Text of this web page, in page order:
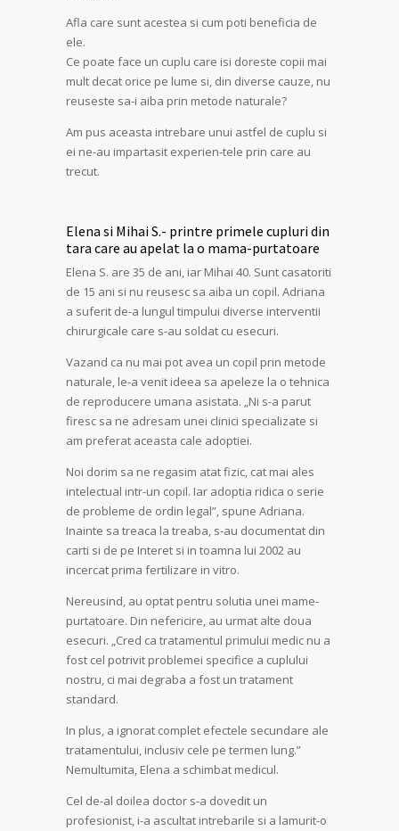
Afla care sunt acestea si cum poti beneficia de
ele.
Ce poate face un cuplu care isi doreste copii mai
mult decat orice pe lume si, din diverse cauze, nu
reuseste sa-i aiba prin metode naturale?
Am pus aceasta intrebare unui astfel de cuplu si
ei ne-au impartasit experien-tele prin care au
trecut.
Elena si Mihai S.- printre primele cupluri din
tara care au apelat la o mama-purtatoare
Elena S. are 35 de ani, iar Mihai 40. Sunt casatoriti
de 15 ani si nu reusesc sa aiba un copil. Adriana
a suferit de-a lungul timpului diverse interventii
chirurgicale care s-au soldat cu esecuri.
Vazand ca nu mai pot avea un copil prin metode
naturale, le-a venit ideea sa apeleze la o tehnica
de reproducere umana asistata. „Ni s-a parut
firesc sa ne adresam unei clinici specializate si
am preferat aceasta cale adoptiei.
Noi dorim sa ne regasim atat fizic, cat mai ales
intelectual intr-un copil. Iar adoptia ridica o serie
de probleme de ordin legal”, spune Adriana.
Inainte sa treaca la treaba, s-au documentat din
carti si de pe Interet si in toamna lui 2002 au
incercat prima fertilizare in vitro.
Nereusind, au optat pentru solutia unei mame-
purtatoare. Din nefericire, au urmat alte doua
esecuri. „Cred ca tratamentul primului medic nu a
fost cel potrivit problemei specifice a cuplului
nostru, ci mai degraba a fost un tratament
standard.
In plus, a ignorat complet efectele secundare ale
tratamentului, inclusiv cele pe termen lung.”
Nemultumita, Elena a schimbat medicul.
Cel de-al doilea doctor s-a dovedit un
profesionist, i-a ascultat intrebarile si a lamurit-o